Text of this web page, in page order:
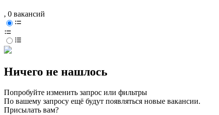
, 0 вакансий
Ничего не нашлось
Попробуйте изменить запрос или фильтры
По вашему запросу ещё будут появляться новые вакансии.
Присылать вам?